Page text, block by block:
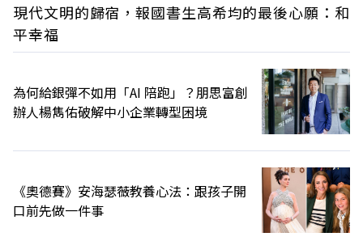
現代文明的歸宿，報國書生高希均的最後心願：和
平幸福
為何給銀彈不如用「AI 陪跑」？朋思富創
辦人楊雋佑破解中小企業轉型困境
《奧德賽》安海瑟薇教養心法：跟孩子開
口前先做一件事